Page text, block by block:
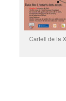
Cartell de la